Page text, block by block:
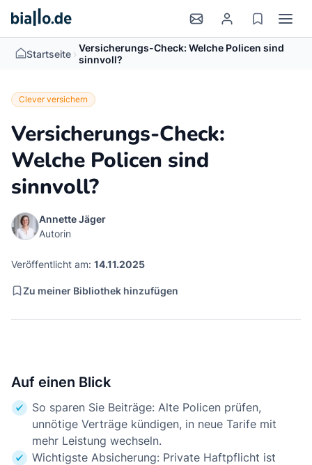
Startseite > Versicherungs-Check: Welche Policen sind
sinnvoll?
Clever versichern
Versicherungs-Check:
Welche Policen sind
sinnvoll?
Annette Jäger
Autorin
Veröffentlicht am: 14.11.2025
Zu meiner Bibliothek hinzufügen
Auf einen Blick
So sparen Sie Beiträge: Alte Policen prüfen,
unnötige Verträge kündigen, in neue Tarife mit
mehr Leistung wechseln.
Wichtigste Absicherung: Private Haftpflicht ist